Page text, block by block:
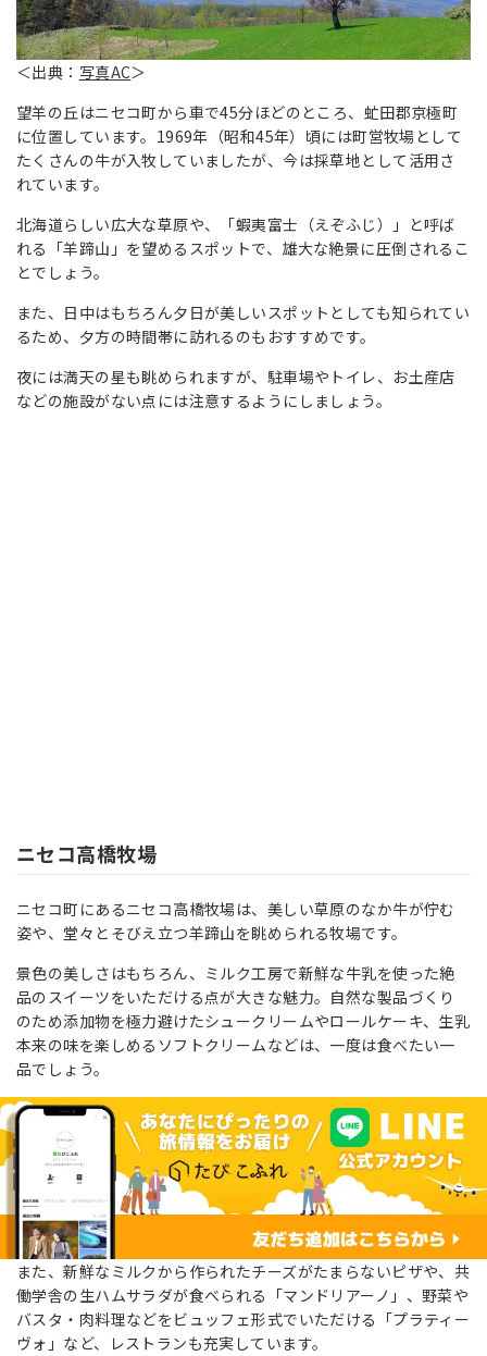
＜出典： 写真AC＞
望羊の丘はニセコ町から車で45分ほどのところ、虻田郡京極町
に位置しています。1969年（昭和45年）頃には町営牧場として
たくさんの牛が入牧していましたが、今は採草地として活用さ
れています。
北海道らしい広大な草原や、「蝦夷富士（えぞふじ）」と呼ば
れる「羊蹄山」を望めるスポットで、雄大な絶景に圧倒されるこ
とでしょう。
また、日中はもちろん夕日が美しいスポットとしても知られてい
るため、夕方の時間帯に訪れるのもおすすめです。
夜には満天の星も眺められますが、駐車場やトイレ、お土産店
などの施設がない点には注意するようにしましょう。
ニセコ高橋牧場
ニセコ町にあるニセコ高橋牧場は、美しい草原のなか牛が佇む
姿や、堂々とそびえ立つ羊蹄山を眺められる牧場です。
景色の美しさはもちろん、ミルク工房で新鮮な牛乳を使った絶
品のスイーツをいただける点が大きな魅力。自然な製品づくり
のため添加物を極力避けたシュークリームやロールケーキ、生乳
本来の味を楽しめるソフトクリームなどは、一度は食べたい一
品でしょう。
また、新鮮なミルクから作られたチーズがたまらないピザや、共
働学舎の生ハムサラダが食べられる「マンドリアーノ」、野菜や
バスタ・肉料理などをビュッフェ形式でいただける「プラティー
ヴォ」など、レストランも充実しています。